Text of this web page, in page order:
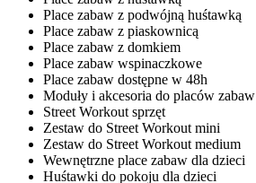
Place zabaw z podwójną huśtawką
Place zabaw z piaskownicą
Place zabaw z domkiem
Place zabaw wspinaczkowe
Place zabaw dostępne w 48h
Moduły i akcesoria do placów zabaw
Street Workout sprzęt
Zestaw do Street Workout mini
Zestaw do Street Workout medium
Wewnętrzne place zabaw dla dzieci
Huśtawki do pokoju dla dzieci